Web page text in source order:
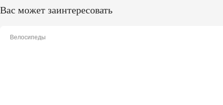
Вас может заинтересовать
Велосипеды